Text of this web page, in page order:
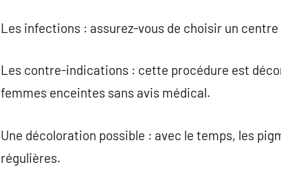
Les infections : assurez-vous de choisir un
Les contre-indications : cette procédure est
femmes enceintes sans avis médical.
Une décoloration possible : avec le temps, les
régulières.